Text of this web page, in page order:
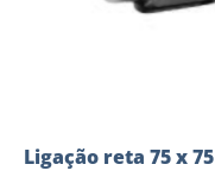
Ligação reta 75 x 75